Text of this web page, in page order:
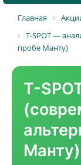
Главная
T-SPOT —
пробе Манту)
T-
Манту)